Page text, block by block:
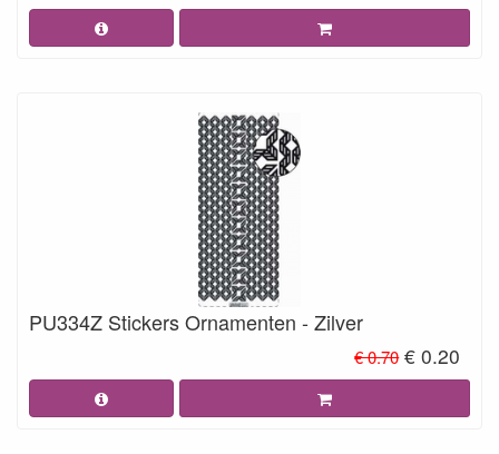
PU334Z Stickers Ornamenten - Zilver
€ 0.70 € 0.20